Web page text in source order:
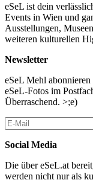
Experimentieren ein.
Triumph und
und ein begehbares
insbesondere Kinder
Spieler*innen,
einer gemeinsamen
verändert. Teilnahme
Raupp, Felix Hell,
Buchberger und
Bücherflohmarkt:
Im Shop der
eSeL ist dein
Events in Wien und
Ausstellungen,
weiteren kulturellen
Newsletter
eSeL Mehl
eSeL-Fotos im
Überraschend. >;e)
Social Media
Die über eSeL.at
werden nicht nur als